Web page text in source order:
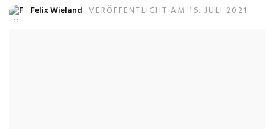
Felix Wieland VERÖFFENTLICHT AM 16. JULI 2021